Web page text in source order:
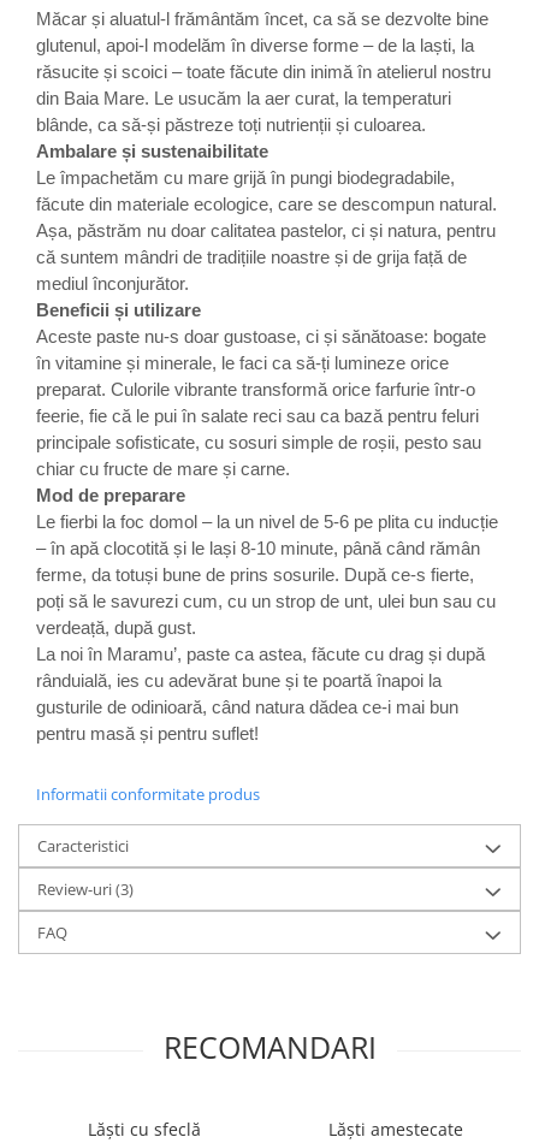
Măcar și aluatul-l frământăm încet, ca să se dezvolte bine
glutenul, apoi-l modelăm în diverse forme – de la laști, la
răsucite și scoici – toate făcute din inimă în atelierul nostru
din Baia Mare. Le usucăm la aer curat, la temperaturi
blânde, ca să-și păstreze toți nutrienții și culoarea.
Ambalare și sustenaibilitate
Le împachetăm cu mare grijă în pungi biodegradabile,
făcute din materiale ecologice, care se descompun natural.
Așa, păstrăm nu doar calitatea pastelor, ci și natura, pentru
că suntem mândri de tradițiile noastre și de grija față de
mediul înconjurător.
Beneficii și utilizare
Aceste paste nu-s doar gustoase, ci și sănătoase: bogate
în vitamine și minerale, le faci ca să-ți lumineze orice
preparat. Culorile vibrante transformă orice farfurie într-o
feerie, fie că le pui în salate reci sau ca bază pentru feluri
principale sofisticate, cu sosuri simple de roșii, pesto sau
chiar cu fructe de mare și carne.
Mod de preparare
Le fierbi la foc domol – la un nivel de 5-6 pe plita cu inducție
– în apă clocotită și le lași 8-10 minute, până când rămân
ferme, da totuși bune de prins sosurile. După ce-s fierte,
poți să le savurezi cum, cu un strop de unt, ulei bun sau cu
verdeață, după gust.
La noi în Maramu’, paste ca astea, făcute cu drag și după
rânduială, ies cu adevărat bune și te poartă înapoi la
gusturile de odinioară, când natura dădea ce-i mai bun
pentru masă și pentru suflet!
Informatii conformitate produs
Caracteristici
Review-uri(3)
FAQ
RECOMANDARI
Lăști cu sfeclă
Lăști amestecate